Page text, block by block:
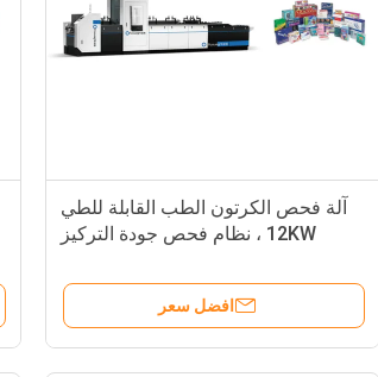
آلة فحص الكرتون الطب القابلة للطي
12KW ، نظام فحص جودة التركيز
افضل سعر